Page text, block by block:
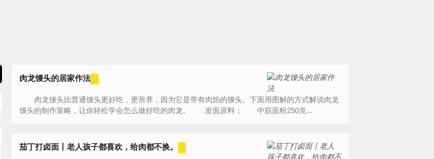
肉龙馒头的居家作法
肉龙馒头比普通馒头更好吃，更营养，因为它是带有肉馅的馒头。下面用图解的方式解说肉龙
馒头的制作策略，让你轻松学会怎么做好吃的肉龙。 发面原料： 中筋面粉250克...
茄丁打卤面丨老人孩子都喜欢，给肉都不换。